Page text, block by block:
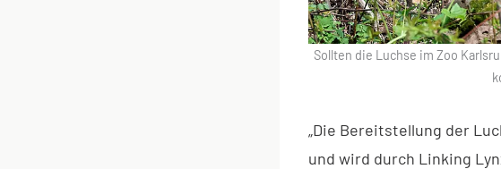
Sollten die Luchse im Zoo
„Die Bereitstellung der
und wird durch Linking